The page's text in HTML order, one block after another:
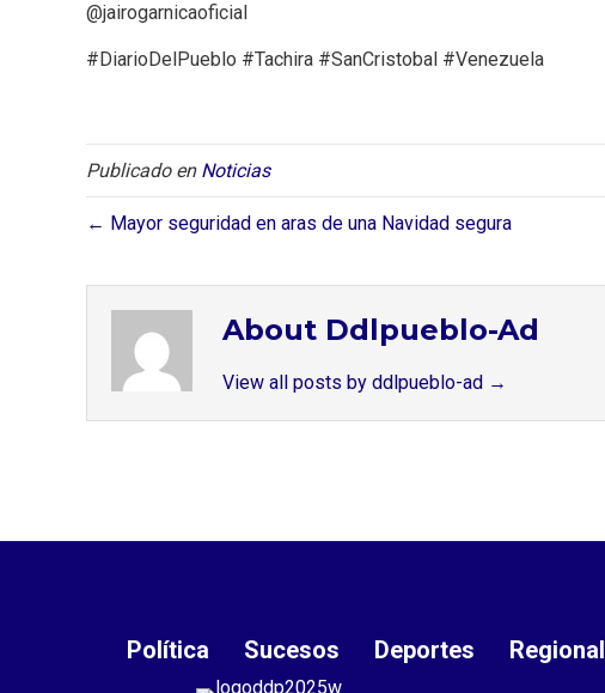
@jairogarnicaoficial
#DiarioDelPueblo #Tachira #SanCristobal #Venezuela
Publicado en Noticias
← Mayor seguridad en aras de una Navidad segura⁣
About Ddlpueblo-Ad
View all posts by ddlpueblo-ad →
Política Sucesos Deportes Regional